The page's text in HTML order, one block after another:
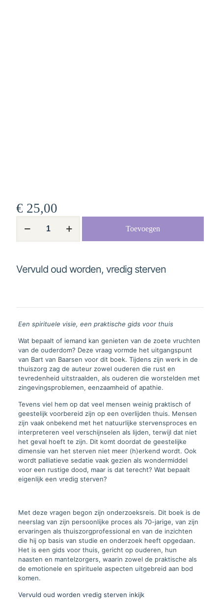
€ 25,00
oud
aantal
Toevoegen
Vervuld oud worden, vredig sterven
Een spirituele visie, een praktische gids voor thuis
Wat bepaalt of iemand kan genieten van de zoete vruchten
van de ouderdom? Deze vraag vormde het uitgangspunt
van Bart van Baarsen voor dit boek. Tijdens zijn werk in de
thuiszorg zag de auteur zowel ouderen die rust en
tevredenheid uitstraalden, als ouderen die worstelden met
zingevingsproblemen, eenzaamheid of apathie.
Tevens viel hem op dat veel mensen weinig praktisch of
geestelijk voorbereid zijn op een overlijden thuis. Mensen
zijn vaak onbekend met het natuurlijke stervensproces en
interpreteren veel verschijnselen als lijden, terwijl dat niet
het geval hoeft te zijn. Dit komt doordat de geestelijke
dimensie van het sterven niet meer (h)erkend wordt. Ook
wordt palliatieve sedatie vaak gezien als wondermiddel
voor een rustige dood, maar is dat terecht? Wat bepaalt
eigenlijk een vredig sterven?
Met deze vragen begon zijn onderzoeksreis. Dit boek is de
neerslag van zijn persoonlijke proces als 70-jarige, van zijn
ervaringen als thuiszorgprofessional en van de inzichten
die hij op basis van studie en onderzoek heeft opgedaan.
Het is een gids voor thuis, gericht op ouderen, hun
naasten en mantelzorgers, waarin zowel de praktische als
de emotionele en spirituele aspecten uitgebreid aan bod
komen.
Vervuld oud worden vredig sterven inkijk